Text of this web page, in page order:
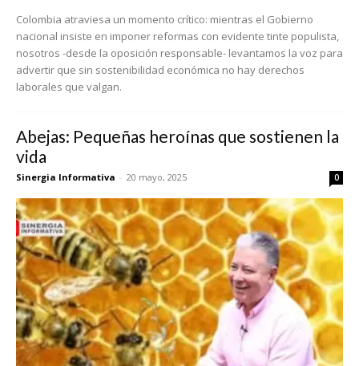
Colombia atraviesa un momento crítico: mientras el Gobierno
nacional insiste en imponer reformas con evidente tinte populista,
nosotros -desde la oposición responsable- levantamos la voz para
advertir que sin sostenibilidad económica no hay derechos
laborales que valgan.
Abejas: Pequeñas heroínas que sostienen la
vida
Sinergia Informativa - 20 mayo, 2025 0